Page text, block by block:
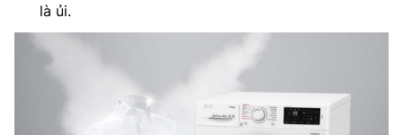
là ủi.